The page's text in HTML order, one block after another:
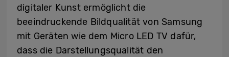
digitaler Kunst ermöglicht die
beeindruckende Bildqualität von Samsung
mit Geräten wie dem Micro LED TV dafür,
dass die Darstellungsqualität den